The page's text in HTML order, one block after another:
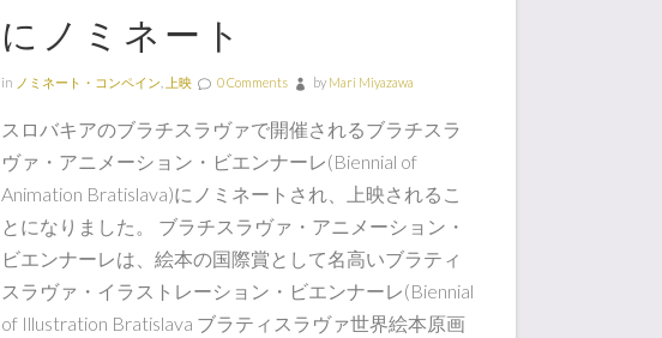
にノミネート
in ノミネート・コンペイン 上映 0 Comments by Mari Miyazawa
スロバキアのブラチスラヴァで開催されるブラチスラ
ヴァ・アニメーション・ビエンナーレ(Biennial of
Animation Bratislava)にノミネートされ、上映されるこ
とになりました。 ブラチスラヴァ・アニメーション・
ビエンナーレは、絵本の国際賞として名高いブラティ
スラヴァ・イラストレーション・ビエンナーレ(Biennial
of Illustration Bratislava ブラティスラヴァ世界絵本原画